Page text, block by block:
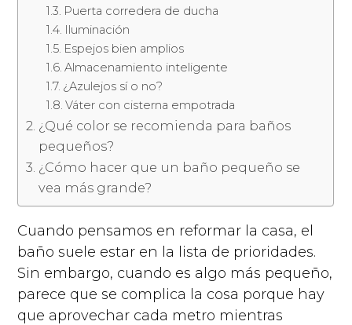
Puerta corredera de ducha
Iluminación
Espejos bien amplios
Almacenamiento inteligente
¿Azulejos sí o no?
Váter con cisterna empotrada
¿Qué color se recomienda para baños
pequeños?
¿Cómo hacer que un baño pequeño se
vea más grande?
Cuando pensamos en reformar la casa, el
baño suele estar en la lista de prioridades.
Sin embargo, cuando es algo más pequeño,
parece que se complica la cosa porque hay
que aprovechar cada metro mientras